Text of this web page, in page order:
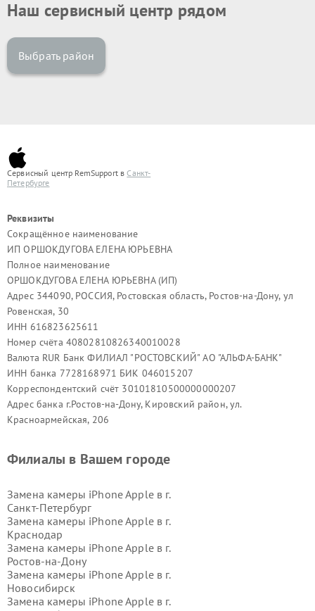
Наш сервисный центр рядом
Выбрать район
Сервисный центр RemSupport вСанкт-
Петербурге
Реквизиты
Сокращённое наименование
ИП ОРШОКДУГОВА ЕЛЕНА ЮРЬЕВНА
Полное наименование
ОРШОКДУГОВА ЕЛЕНА ЮРЬЕВНА (ИП)
Адрес 344090, РОССИЯ, Ростовская область, Ростов-на-Дону, ул
Ровенская, 30
ИНН 616823625611
Номер счёта 40802810826340010028
Валюта RUR Банк ФИЛИАЛ "РОСТОВСКИЙ" АО "АЛЬФА-БАНК"
ИНН банка 7728168971 БИК 046015207
Корреспондентский счёт 30101810500000000207
Адрес банка г.Ростов-на-Дону, Кировский район, ул.
Красноармейская, 206
Филиалы в Вашем городе
Замена камеры iPhone Apple в г.
Санкт-Петербург
Замена камеры iPhone Apple в г.
Краснодар
Замена камеры iPhone Apple в г.
Ростов-на-Дону
Замена камеры iPhone Apple в г.
Новосибирск
Замена камеры iPhone Apple в г.